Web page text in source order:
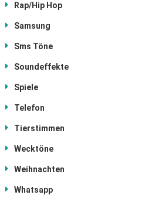
Rap/Hip Hop
Samsung
Sms Töne
Soundeffekte
Spiele
Telefon
Tierstimmen
Wecktöne
Weihnachten
Whatsapp